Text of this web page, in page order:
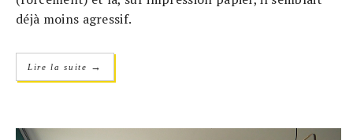
déjà moins agressif.
Lire la suite →